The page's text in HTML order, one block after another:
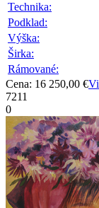
Technika:
Podklad:
Výška:
Širka:
Rámované:
Cena: 16 250,00 €
7211
0